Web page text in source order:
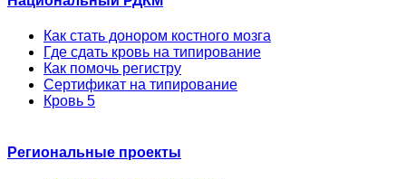
Как стать донором костного мозга
Где сдать кровь на типирование
Как помочь регистру
Сертификат на типирование
Кровь 5
Региональные проекты